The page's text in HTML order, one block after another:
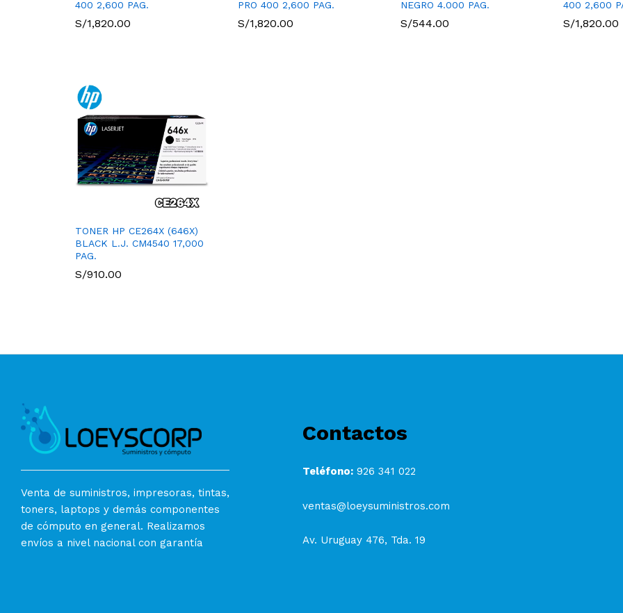
400 2,600 PAG.
S/1,820.00
PRO 400 2,600 PAG.
S/1,820.00
NEGRO 4.000 PAG.
S/544.00
400 2,600
S/1,820.00
TONER HP CE264X (646X)
BLACK L.J. CM4540 17,000
PAG.
S/910.00
Venta de suministros, impresoras, tintas,
toners, laptops y demás componentes
de cómputo en general. Realizamos
envíos a nivel nacional con garantía
Contactos
Teléfono: 926 341 022
ventas@loeysuministros.com
Av. Uruguay 476, Tda. 19